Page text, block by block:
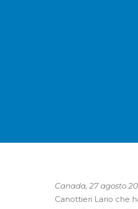
Canada, 27 agosto
Canottieri Lario che